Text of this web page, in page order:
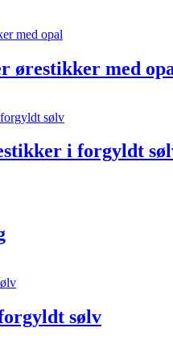
ørestikker med
i forgyldt
sølv